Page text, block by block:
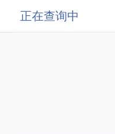
正在查询中